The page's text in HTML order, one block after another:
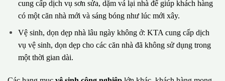
cung cấp dịch vụ sơn sửa, dặm vá lại nhà để giúp khách hàng
có một căn nhà mới và sáng bóng như lúc mới xây.
Vệ sinh, dọn dẹp nhà lâu ngày không ở: KTA cung cấp dịch
vụ vệ sinh, dọn dẹp cho các căn nhà đã không sử dụng trong
một thời gian dài.